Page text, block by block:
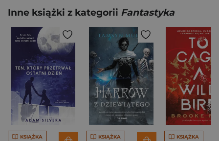
Inne książki z kategorii Fantastyka
KSIĄŻKA KSIĄŻKA KSIĄŻKA